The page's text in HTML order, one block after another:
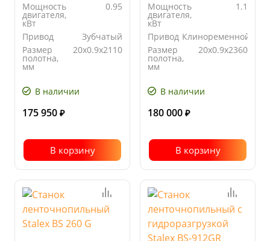
Мощность
двигателя,
кВт
0.95
Привод
Зубчатый
Размер
полотна,
мм
20х0.9х2110
поворота
В наличии
175 950 ₽
В корзину
Мощность
двигателя,
кВт
1.1
Привод Клиноременной
Размер
полотна,
мм
20x0.9x2360
поворота
В наличии
180 000 ₽
В корзину